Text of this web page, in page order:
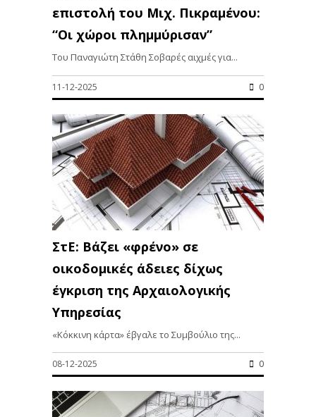
επιστολή του Μιχ. Πικραμένου:
“Οι χώροι πλημμύρισαν”
Του Παναγιώτη Στάθη Σοβαρές αιχμές για...
11-12-2025 0
ΣτΕ: Βάζει «φρένο» σε
οικοδομικές άδειες δίχως
έγκριση της Αρχαιολογικής
Υπηρεσίας
«Κόκκινη κάρτα» έβγαλε το Συμβούλιο της...
08-12-2025 0